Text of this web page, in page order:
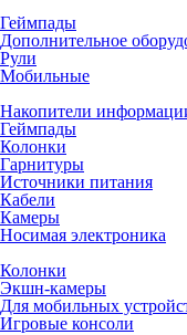
Геймпады
Дополнительное
Рули
Мобильные
Накопители
Геймпады
Колонки
Гарнитуры
Источники питания
Кабели
Камеры
Носимая электроника
Колонки
Экшн-камеры
Для мобильных
Игровые консоли